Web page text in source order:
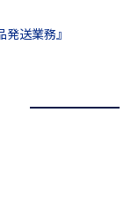
送業務』